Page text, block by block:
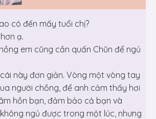
có đến mấy tuổi chị?
ạ.
em cũng cần quấn Chũn để ngủ
cái này đơn giản. Vòng một vòng tay
người chồng, để anh cảm thấy hơi
hồn bạn, đảm bảo cả bạn và
ngủ được trong một lúc, nhưng